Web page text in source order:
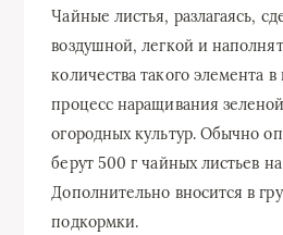
Чайные листья, разлагаясь,
воздушной, легкой и
количества такого элемента в
процесс наращивания
огородных культур. Обычно
берут 500 г чайных листьев на
Дополнительно вносится в
подкормки.